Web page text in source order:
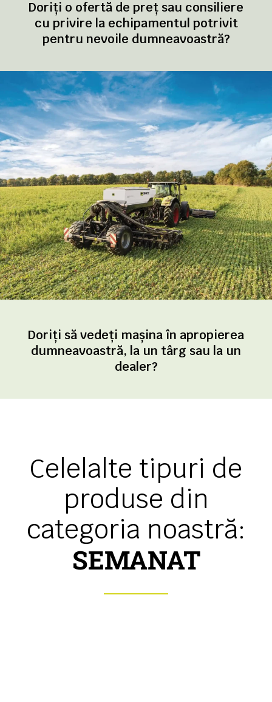
Doriți o ofertă de preț sau consiliere
cu privire la echipamentul potrivit
pentru nevoile dumneavoastră?
Doriți să vedeți mașina în apropierea
dumneavoastră, la un târg sau la un
dealer?
Celelalte tipuri de
produse din
categoria noastră:
SEMANAT